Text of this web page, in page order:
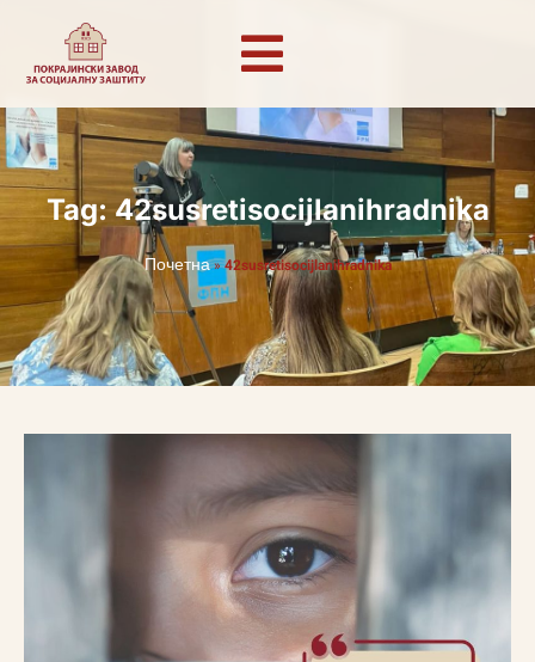
Tag: 42susretisocijlanihradnika
Почетна»42susretisocijlanihradnika